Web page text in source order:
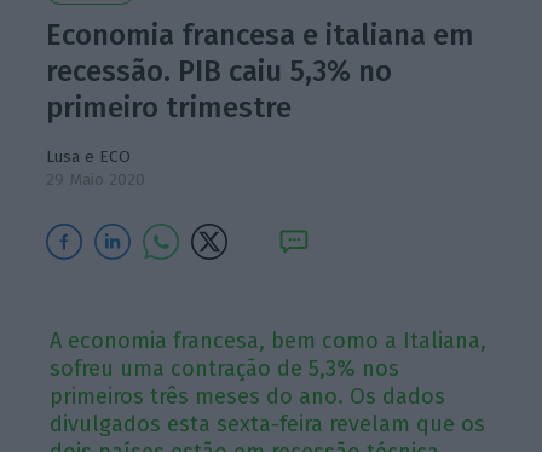
Economia francesa e italiana em
recessão. PIB caiu 5,3% no
primeiro trimestre
Lusa e ECO
29 Maio 2020
A economia francesa, bem como a Italiana,
sofreu uma contração de 5,3% nos
primeiros três meses do ano. Os dados
divulgados esta sexta-feira revelam que os